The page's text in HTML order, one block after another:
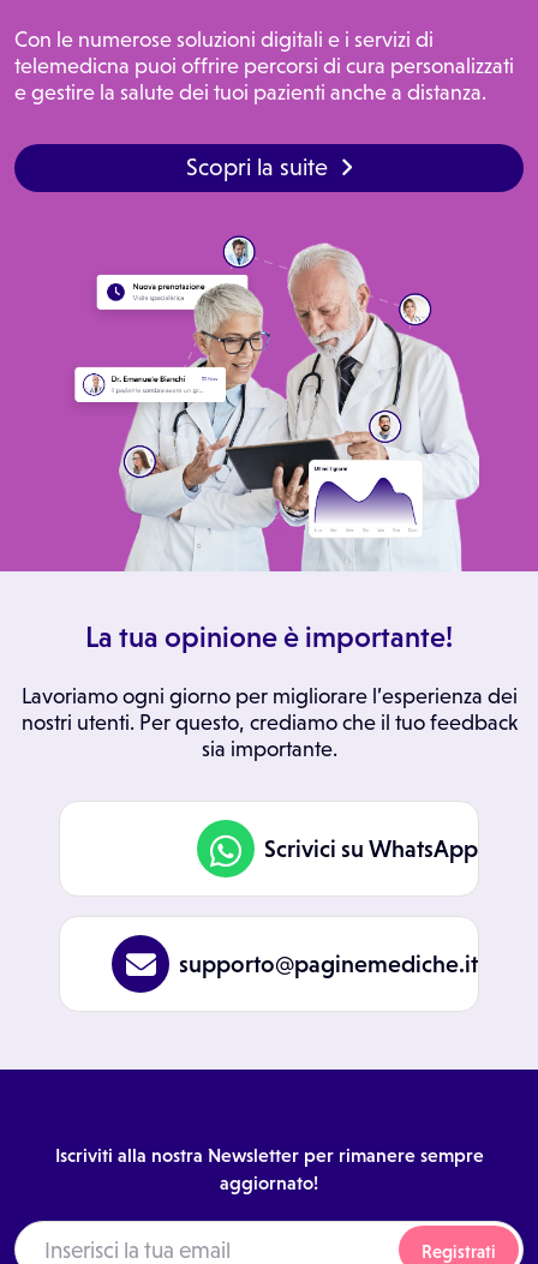
Con le numerose soluzioni digitali e i servizi di
telemedicna puoi offrire percorsi di cura personalizzati
e gestire la salute dei tuoi pazienti anche a distanza.
Scopri la suite
La tua opinione è importante!
Lavoriamo ogni giorno per migliorare l’esperienza dei
nostri utenti. Per questo, crediamo che il tuo feedback
sia importante.
Scrivici su WhatsApp
supporto@paginemediche.it
Iscriviti alla nostra Newsletter per rimanere sempre
aggiornato!
Registrati